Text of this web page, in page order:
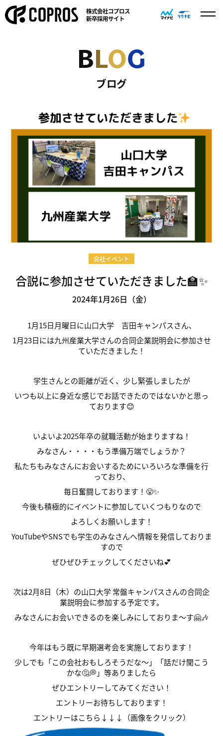
株式会社コプロス
新卒採用サイト
BLOG
ブログ
会社イベント
合説に参加させていただきました🏫✨
2024年1月26日（金）
1月15日月曜日に山口大学 吉田キャンパスさん、
1月23日には九州産業大学さんの合同企業説明会に参加させ
ていただきました！
学生さんとの距離が近く、少し緊張しましたが
いつも以上に身近な感じでお話できたのではないかと思っ
ております😊
いよいよ2025年卒の就職活動が始まりますね！
みなさん・・・・もう準備万端でしょうか？
私たちもみなさんにお会いするためにいろいろな準備を行
っており、
毎日奮闘しております！😤✨
今後も積極的にイベントに参加していくつもりなので
よろしくお願いします！
YouTubeやSNSでも学生のみなさんへ情報を発信しておりま
すので
ぜひぜひチェックしてくださいね💕
次は2月8日（木）の山口大学 常盤キャンパスさんの合同企
業説明会に参加する予定です。
みなさんにお会いできるのを楽しみにしておりま～す🤗🎶
今年はもう既に早期選考会を実施しております！
少しでも「この会社おもしろそうだな～」「話だけ聞こう
かな🤔💭」等ありましたら
ぜひエントリーしてみてください！
エントリーお待ちしております！
エントリーはこちら↓↓↓（画像をクリック）